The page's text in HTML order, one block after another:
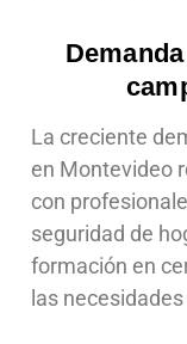
La creciente
en Montevideo
con
seguridad de
formación en
las